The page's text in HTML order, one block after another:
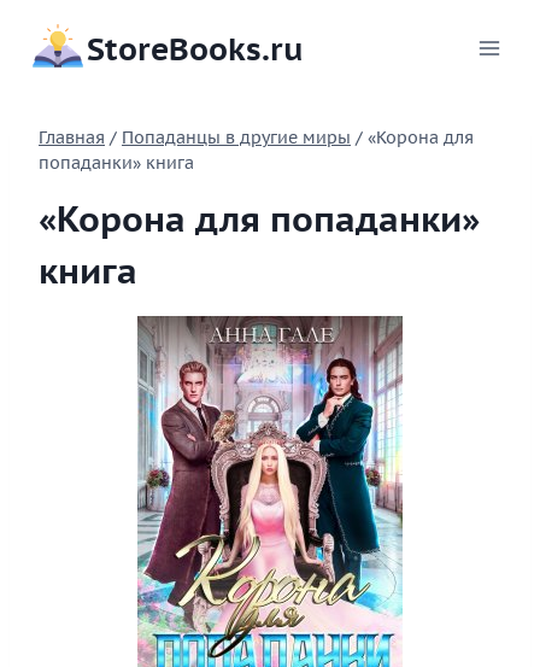
содержимому
StoreBooks.ru
Главная / Попаданцы в другие миры / «Корона для
попаданки» книга
«Корона для попаданки»
книга